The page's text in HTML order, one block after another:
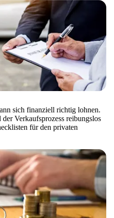
sich finanziell richtig lohnen.
Verkaufsprozess reibungslos
für den privaten